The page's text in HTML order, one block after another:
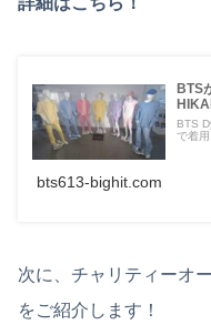
BTS
BTS
で着
bts613-bighit.com
次に、チャリティーオ
をご紹介します！